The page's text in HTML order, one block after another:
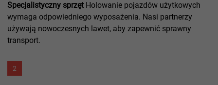
Specjalistyczny sprzętHolowanie pojazdów użytkowych
wymaga odpowiedniego wyposażenia. Nasi partnerzy
używają nowoczesnych lawet, aby zapewnić sprawny
transport.
2